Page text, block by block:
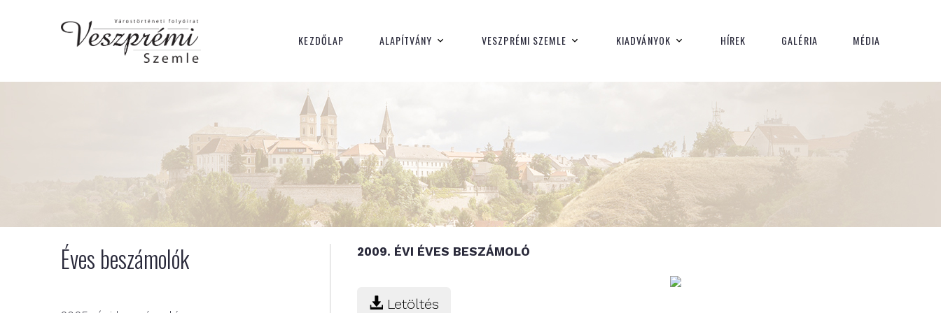
KEZDŐLAP ALAPÍTVÁNY VESZPRÉMI SZEMLE KIADVÁNYOK HÍREK GALÉRIA MÉDIA
Kiadványok
Éves beszámolók 2009. ÉVI ÉVES BESZÁMOLÓ
Letöltés